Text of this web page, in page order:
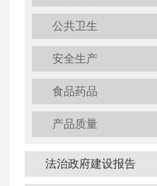
公共卫生
安全生产
食品药品
产品质量
法治政府建设报告